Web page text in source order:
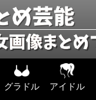
グラドル アイドル